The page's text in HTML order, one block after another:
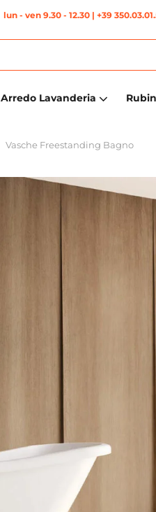
lun - ven 9.30 - 12.30 | +39
Arredo Lavanderia
Vasche Freestanding Bagno